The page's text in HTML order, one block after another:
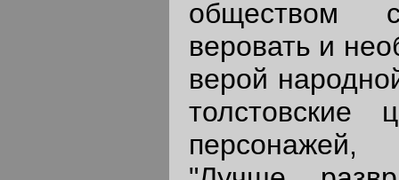
обществом
веровать и
верой
персонажей,